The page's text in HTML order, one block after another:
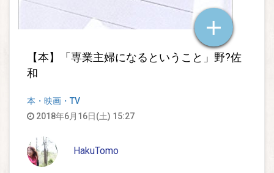
【本】「専業主婦になるということ」野?佐
和
本・映画・TV
2018年6月16日(土) 15:27
HakuTomo